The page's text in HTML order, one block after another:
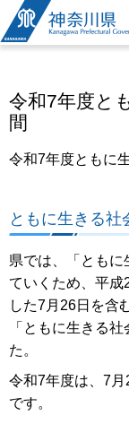
神奈川県
令和7年度と
間
令和7年度ともに
ともに生きる社
県では、「ともに
ていくため、平成
した7月26日を含
「ともに生きる
た。
令和7年度は、7月
です。